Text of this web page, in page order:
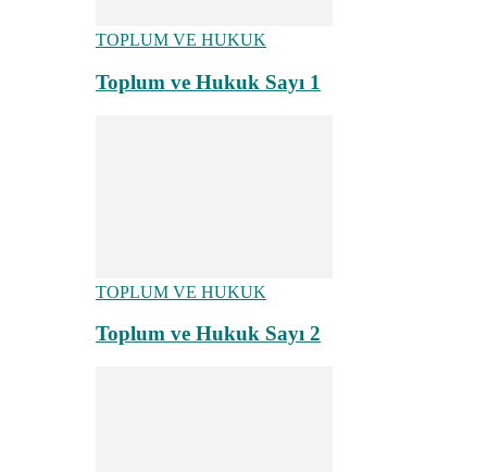
TOPLUM VE HUKUK
Toplum ve Hukuk Sayı 1
TOPLUM VE HUKUK
Toplum ve Hukuk Sayı 2